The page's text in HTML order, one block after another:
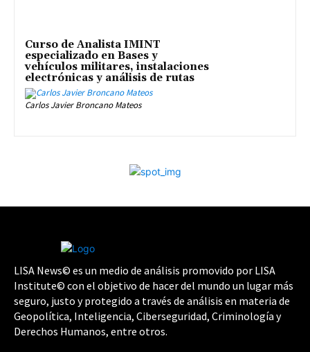
Curso de Analista IMINT
especializado en Bases y
vehículos militares, instalaciones
electrónicas y análisis de rutas
Carlos Javier Broncano Mateos
LISA News© es un medio de análisis promovido por LISA
Institute© con el objetivo de hacer del mundo un lugar más
seguro, justo y protegido a través de análisis en materia de
Geopolítica, Inteligencia, Ciberseguridad, Criminología y
Derechos Humanos, entre otros.